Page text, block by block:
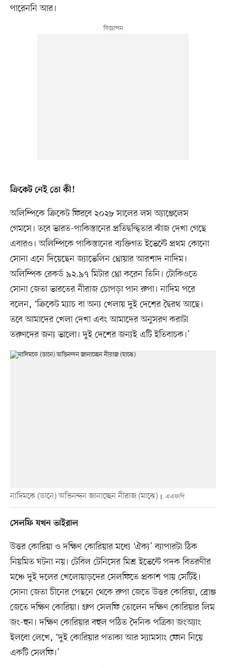
পারেননি আর।
ক্রিকেট নেই তো কী!
অলিম্পিকে ক্রিকেট ফিরবে ২০২৮ সালের লস অ্যাঞ্জেলেস
গেমসে। তবে ভারত-পাকিস্তানের প্রতিদ্বন্দ্বিতার ঝাঁজ দেখা গেছে
এবারও। অলিম্পিকে পাকিস্তানের ব্যক্তিগত ইভেন্টে প্রথম কোনো
সোনা এনে দিয়েছেন জ্যাভেলিন থ্রোয়ার আরশাদ নাদিম।
অলিম্পিক রেকর্ড ৯২.৯৭ মিটার থ্রো করেন তিনি। টোকিওতে
সোনা জেতা ভারতের নীরাজ চোপড়া পান রুপা। নাদিম পরে
বলেন, ‘ক্রিকেট ম্যাচ বা অন্য খেলায় দুই দেশের দ্বৈরথ আছে।
তবে আমাদের খেলা দেখা এবং আমাদের অনুসরণ করাটা
তরুণদের জন্য ভালো। দুই দেশের জন্যই এটি ইতিবাচক।’
নাদিমকে (ডানে) অভিনন্দন জানাচ্ছেন নীরাজ (মাঝে) এএফপি
সেলফি যখন ভাইরাল
উত্তর কোরিয়া ও দক্ষিণ কোরিয়ার মধ্যে ‘ঐক্য’ ব্যাপারটা ঠিক
নিয়মিত ঘটনা নয়। টেবিল টেনিসের মিশ্র ইভেন্টে পদক বিতরণীর
মঞ্চে দুই দলের খেলোয়াড়দের সেলফিতে প্রকাশ পায় সেটিই।
সোনা জেতা চীনের পেছনে থেকে রুপা জেতে উত্তর কোরিয়া, ব্রোঞ্জ
জেতে দক্ষিণ কোরিয়া। গ্রুপ সেলফি তোলেন দক্ষিণ কোরিয়ার লিম
জং-হুন। দক্ষিণ কোরিয়ার বহুল পঠিত দৈনিক পত্রিকা জংঅ্যাং
ইলবো লেখে, ‘দুই কোরিয়ার পতাকা আর স্যামসাং ফোন নিয়ে
একটি সেলফি।’